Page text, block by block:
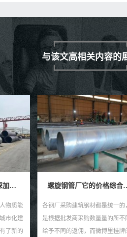
与该文高相关内容的
螺旋钢管厂它的价格综合分析
的，只
不同，
牌的价
螺旋钢管出厂
1、外观检测结果：整体外观检
式是一种手续简单而又应用广泛
验方法，是出厂检验的一个重要